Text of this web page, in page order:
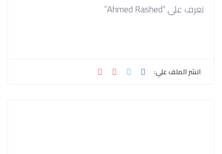
تعرف علي “Ahmed Rashed”
انشر الملف علي: